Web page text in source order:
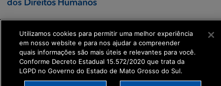
SETDIG | Secretaria-
Executiva de
Transformação Digital
get_footer();
Utilizamos cookies para permitir uma melhor experiência
em nosso website e para nos ajudar a compreender
quais informações são mais úteis e relevantes para você.
Conforme Decreto Estadual 15.572/2020 que trata da
LGPD no Governo do Estado de Mato Grosso do Sul.